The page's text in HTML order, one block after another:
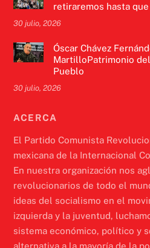
retiraremos hasta que
30 julio, 2026
Óscar Chávez
MartilloPatrimonio
Pueblo
30 julio, 2026
ACERCA
El Partido Comunista
mexicana de la Internacional
En nuestra organización nos
revolucionarios de todo el
ideas del socialismo en el
izquierda y la juventud,
sistema económico, político y
alternativa a la mayoría de la